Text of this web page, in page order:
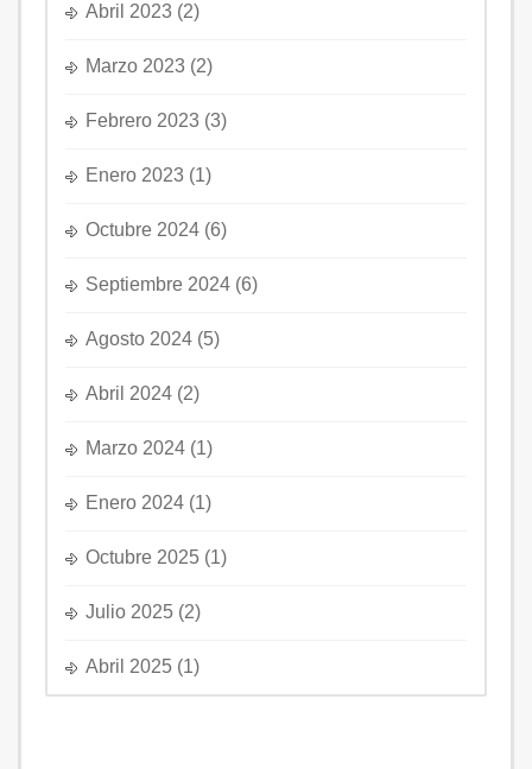
Abril 2023 (2)
Marzo 2023 (2)
Febrero 2023 (3)
Enero 2023 (1)
Octubre 2024 (6)
Septiembre 2024 (6)
Agosto 2024 (5)
Abril 2024 (2)
Marzo 2024 (1)
Enero 2024 (1)
Octubre 2025 (1)
Julio 2025 (2)
Abril 2025 (1)